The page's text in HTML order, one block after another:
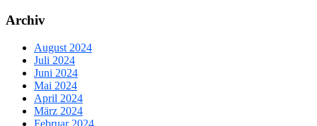
Archiv
August 2024
Juli 2024
Juni 2024
Mai 2024
April 2024
März 2024
Februar 2024